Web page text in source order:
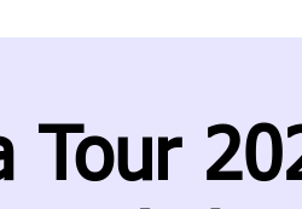
Tour